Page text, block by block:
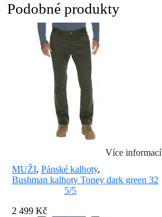
Podobné produkty
Více informací
MUŽI, Pánské kalhoty,
Bushman kalhoty Toney dark green 32
5/5
2 499 Kč